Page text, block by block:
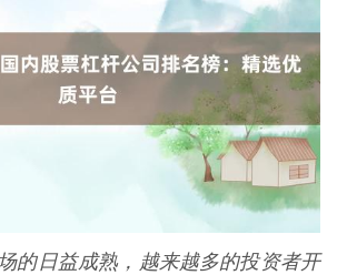
的日益成熟，越来越多的投资者开